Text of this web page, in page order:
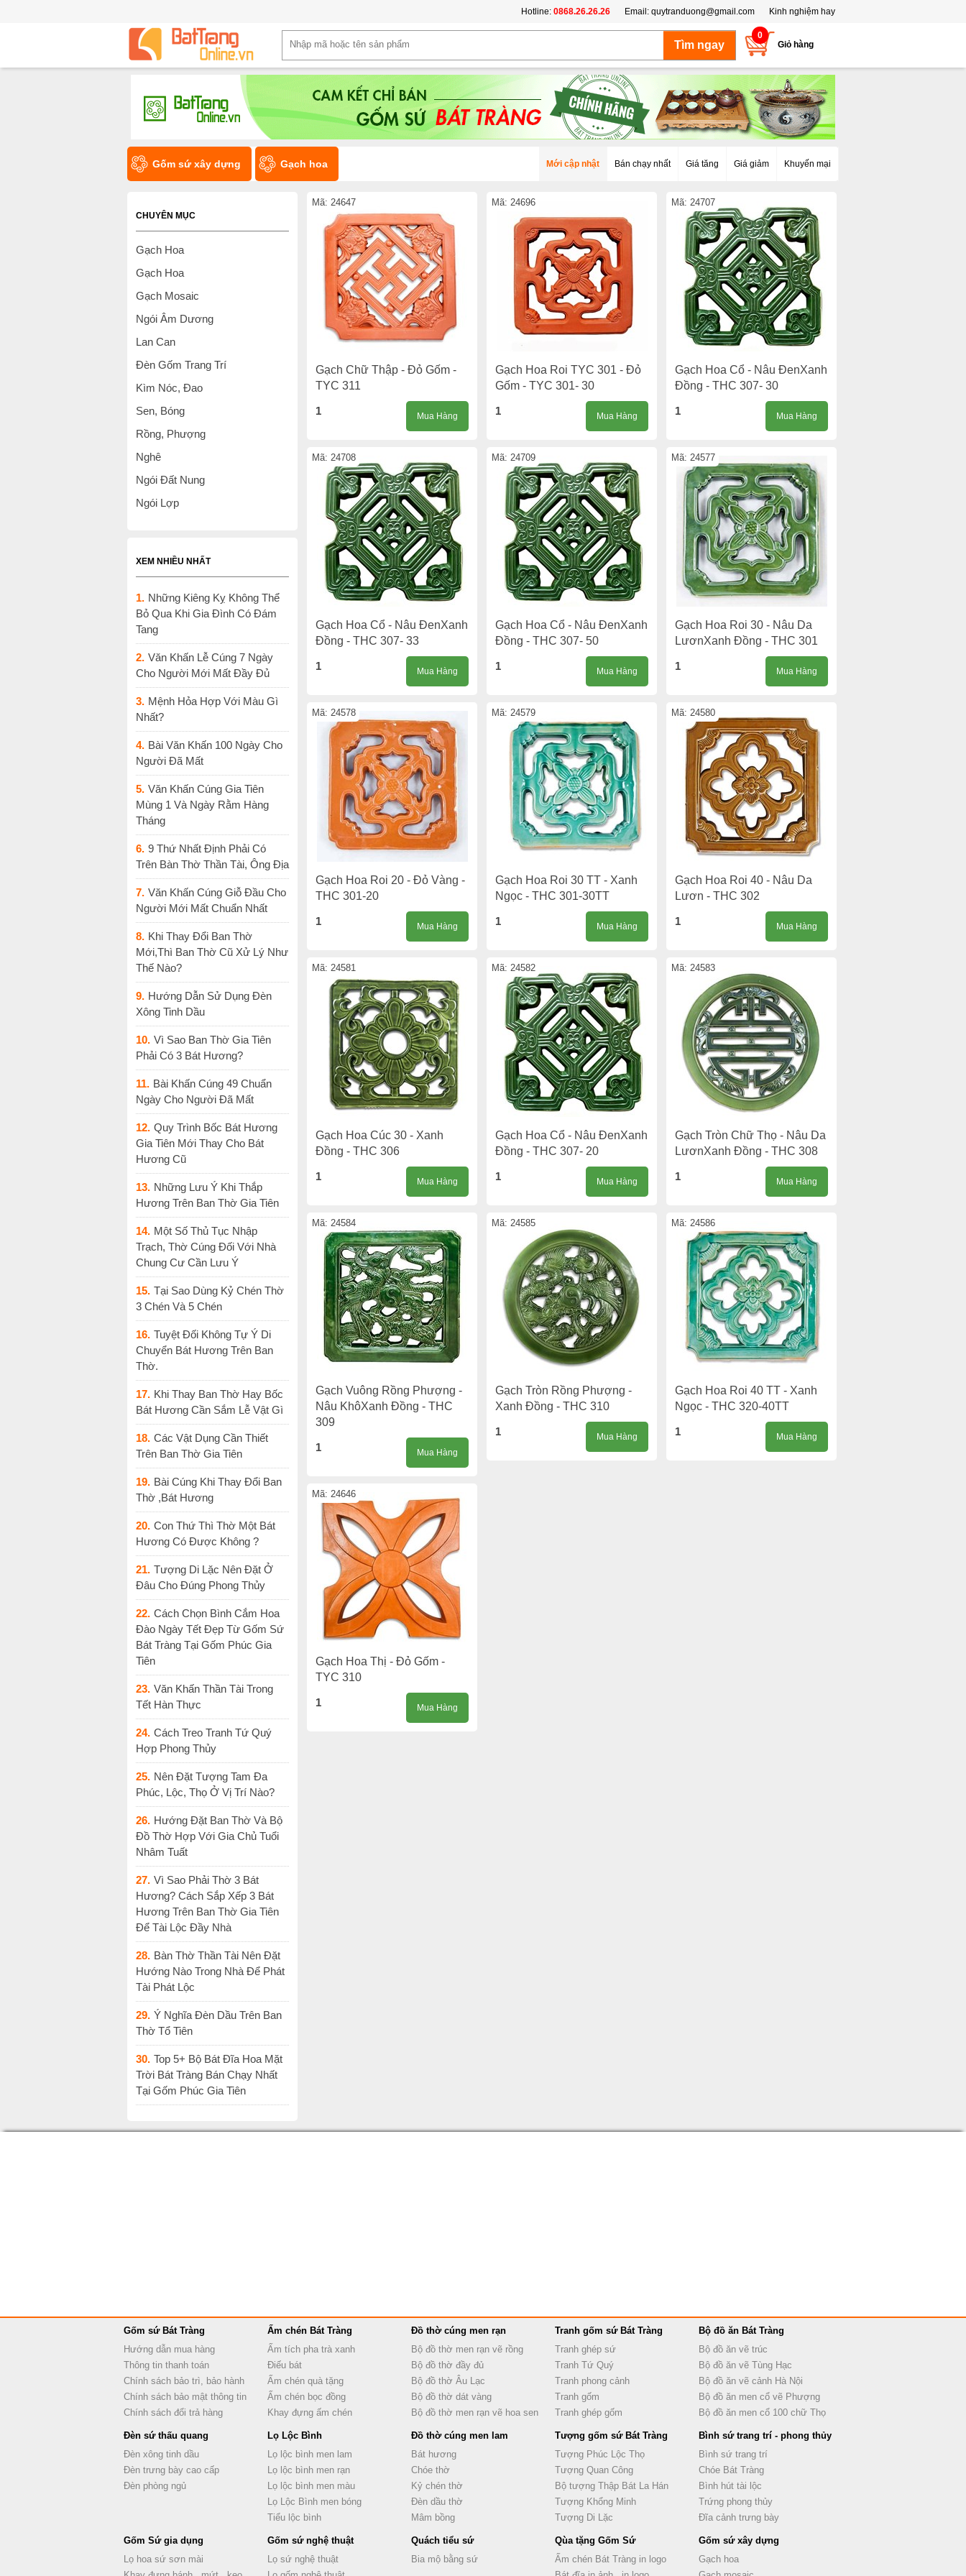
Hotline: 0868.26.26.26 Email: quytranduong@gmail.com Kinh nghiệm hay
0
Giỏ hàng
Gốm sứ xây dựng Gạch hoa Mới cập nhật Bán chạy nhất Giá tăng Giá giảm Khuyến mại
CHUYÊN MỤC
Gạch Hoa
Gạch Hoa
Gạch Mosaic
Ngói Âm Dương
Lan Can
Đèn Gốm Trang Trí
Kìm Nóc, Đao
Sen, Bóng
Rồng, Phượng
Nghê
Ngói Đất Nung
Ngói Lợp
XEM NHIỀU NHẤT
1. Những Kiêng Kỵ Không Thể
Bỏ Qua Khi Gia Đình Có Đám
Tang
2. Văn Khấn Lễ Cúng 7 Ngày
Cho Người Mới Mất Đầy Đủ
3. Mệnh Hỏa Hợp Với Màu Gì
Nhất?
4. Bài Văn Khấn 100 Ngày Cho
Người Đã Mất
5. Văn Khấn Cúng Gia Tiên
Mùng 1 Và Ngày Rằm Hàng
Tháng
6. 9 Thứ Nhất Định Phải Có
Trên Bàn Thờ Thần Tài, Ông Địa
7. Văn Khấn Cúng Giỗ Đầu Cho
Người Mới Mất Chuẩn Nhất
8. Khi Thay Đổi Ban Thờ
Mới,thì Ban Thờ Cũ Xử Lý Như
Thế Nào?
9. Hướng Dẫn Sử Dụng Đèn
Xông Tinh Dầu
10. Vì Sao Ban Thờ Gia Tiên
Phải Có 3 Bát Hương?
11. Bài Khấn Cúng 49 Chuẩn
Ngày Cho Người Đã Mất
12. Quy Trình Bốc Bát Hương
Gia Tiên Mới Thay Cho Bát
Hương Cũ
13. Những Lưu Ý Khi Thắp
Hương Trên Ban Thờ Gia Tiên
14. Một Số Thủ Tục Nhập
Trạch, Thờ Cúng Đối Với Nhà
Chung Cư Cần Lưu Ý
15. Tại Sao Dùng Kỷ Chén Thờ
3 Chén Và 5 Chén
16. Tuyệt Đối Không Tự Ý Di
Chuyển Bát Hương Trên Ban
Thờ.
17. Khi Thay Ban Thờ Hay Bốc
Bát Hương Cần Sắm Lễ Vật Gì
18. Các Vật Dụng Cần Thiết
Trên Ban Thờ Gia Tiên
19. Bài Cúng Khi Thay Đổi Ban
Thờ ,Bát Hương
20. Con Thứ Thì Thờ Một Bát
Hương Có Được Không ?
21. Tượng Di Lặc Nên Đặt Ở
Đâu Cho Đúng Phong Thủy
22. Cách Chọn Bình Cắm Hoa
Đào Ngày Tết Đẹp Từ Gốm Sứ
Bát Tràng Tại Gốm Phúc Gia
Tiên
23. Văn Khấn Thần Tài Trong
Tết Hàn Thực
24. Cách Treo Tranh Tứ Quý
Hợp Phong Thủy
25. Nên Đặt Tượng Tam Đa
Phúc, Lộc, Thọ Ở Vị Trí Nào?
26. Hướng Đặt Ban Thờ Và Bộ
Đồ Thờ Hợp Với Gia Chủ Tuổi
Nhâm Tuất
27. Vì Sao Phải Thờ 3 Bát
Hương? Cách Sắp Xếp 3 Bát
Hương Trên Ban Thờ Gia Tiên
Để Tài Lộc Đầy Nhà
28. Bàn Thờ Thần Tài Nên Đặt
Hướng Nào Trong Nhà Để Phát
Tài Phát Lộc
29. Ý Nghĩa Đèn Dầu Trên Ban
Thờ Tổ Tiên
30. Top 5+ Bộ Bát Đĩa Hoa Mặt
Trời Bát Tràng Bán Chạy Nhất
Tại Gốm Phúc Gia Tiên
Mã: 24647
Gạch Chữ Thập - Đỏ Gốm -
TYC 311
1 Mua Hàng
Mã: 24696
Gạch Hoa Roi TYC 301 - Đỏ
Gốm - TYC 301- 30
1 Mua Hàng
Mã: 24707
Gạch Hoa Cổ - Nâu ĐenXanh
Đồng - THC 307- 30
1 Mua Hàng
Mã: 24708
Gạch Hoa Cổ - Nâu ĐenXanh
Đồng - THC 307- 33
1 Mua Hàng
Mã: 24709
Gạch Hoa Cổ - Nâu ĐenXanh
Đồng - THC 307- 50
1 Mua Hàng
Mã: 24577
Gạch Hoa Roi 30 - Nâu Da
LươnXanh Đồng - THC 301
1 Mua Hàng
Mã: 24578
Gạch Hoa Roi 20 - Đỏ Vàng -
THC 301-20
1 Mua Hàng
Mã: 24579
Gạch Hoa Roi 30 TT - Xanh
Ngọc - THC 301-30TT
1 Mua Hàng
Mã: 24580
Gạch Hoa Roi 40 - Nâu Da
Lươn - THC 302
1 Mua Hàng
Mã: 24581
Gạch Hoa Cúc 30 - Xanh
Đồng - THC 306
1 Mua Hàng
Mã: 24582
Gạch Hoa Cổ - Nâu ĐenXanh
Đồng - THC 307- 20
1 Mua Hàng
Mã: 24583
Gạch Tròn Chữ Thọ - Nâu Da
LươnXanh Đồng - THC 308
1 Mua Hàng
Mã: 24584
Gạch Vuông Rồng Phượng -
Nâu KhôXanh Đồng - THC
309
1 Mua Hàng
Mã: 24585
Gạch Tròn Rồng Phượng -
Xanh Đồng - THC 310
1 Mua Hàng
Mã: 24586
Gạch Hoa Roi 40 TT - Xanh
Ngọc - THC 320-40TT
1 Mua Hàng
Mã: 24646
Gạch Hoa Thị - Đỏ Gốm -
TYC 310
1 Mua Hàng
Gốm sứ Bát Tràng
Hướng dẫn mua hàng
Thông tin thanh toán
Chính sách bảo trì, bảo hành
Chính sách bảo mật thông tin
Chính sách đổi trả hàng
Ấm chén Bát Tràng
Ấm tích pha trà xanh
Điếu bát
Ấm chén quà tặng
Ấm chén bọc đồng
Khay đựng ấm chén
Đồ thờ cúng men rạn
Bộ đồ thờ men rạn vẽ rồng
Bộ đồ thờ đầy đủ
Bộ đồ thờ Âu Lạc
Bộ đồ thờ dát vàng
Bộ đồ thờ men rạn vẽ hoa sen
Tranh gốm sứ Bát Tràng
Tranh ghép sứ
Tranh Tứ Quý
Tranh phong cảnh
Tranh gốm
Tranh ghép gốm
Bộ đồ ăn Bát Tràng
Bộ đồ ăn vẽ trúc
Bộ đồ ăn vẽ Tùng Hạc
Bộ đồ ăn vẽ cảnh Hà Nội
Bộ đồ ăn men cổ vẽ Phượng
Bộ đồ ăn men cổ 100 chữ Thọ
Đèn sứ thấu quang
Đèn xông tinh dầu
Đèn trưng bày cao cấp
Đèn phòng ngủ
Lọ Lộc Bình
Lọ lộc bình men lam
Lọ lộc bình men rạn
Lọ lộc bình men màu
Lọ Lộc Bình men bóng
Tiểu lộc bình
Đồ thờ cúng men lam
Bát hương
Chóe thờ
Kỷ chén thờ
Đèn dầu thờ
Mâm bồng
Tượng gốm sứ Bát Tràng
Tượng Phúc Lộc Thọ
Tượng Quan Công
Bộ tượng Thập Bát La Hán
Tượng Khổng Minh
Tượng Di Lặc
Bình sứ trang trí - phong thủy
Bình sứ trang trí
Chóe Bát Tràng
Bình hút tài lộc
Trứng phong thủy
Đĩa cảnh trưng bày
Gốm Sứ gia dụng
Lọ hoa sứ sơn mài
Gốm sứ nghệ thuật
Lọ sứ nghệ thuật
Quách tiểu sứ
Bia mộ bằng sứ
Qùa tặng Gốm Sứ
Ấm chén Bát Tràng in logo
Gốm sứ xây dựng
Gạch hoa